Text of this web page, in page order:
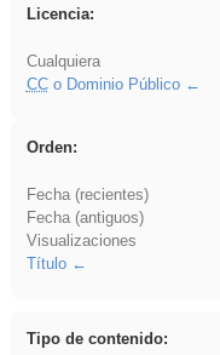
Licencia:
Cualquiera
CCo Dominio Público
Orden:
Fecha (recientes)
Fecha (antiguos)
Visualizaciones
Título
Tipo de contenido: